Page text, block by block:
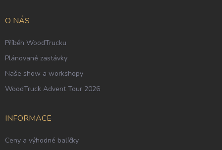
O NÁS
Příběh WoodTrucku
Plánované zastávky
Naše show a workshopy
WoodTruck Advent Tour 2026
INFORMACE
Ceny a výhodné balíčky